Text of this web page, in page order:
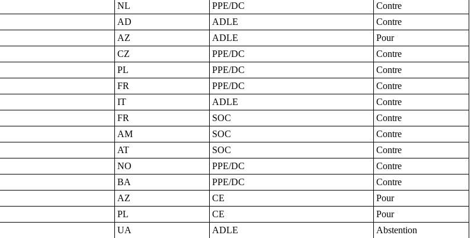
NL PPE/DC
Contre
AD ADLE
Contre
AZ ADLE
Pour
CZ PPE/DC
Contre
PL PPE/DC
Contre
FR PPE/DC
Contre
IT ADLE
Contre
FR SOC
Contre
AM SOC
Contre
AT SOC
Contre
NO PPE/DC
Contre
BA PPE/DC
Contre
AZ CE
Pour
PL CE
Pour
UA ADLE Abstention